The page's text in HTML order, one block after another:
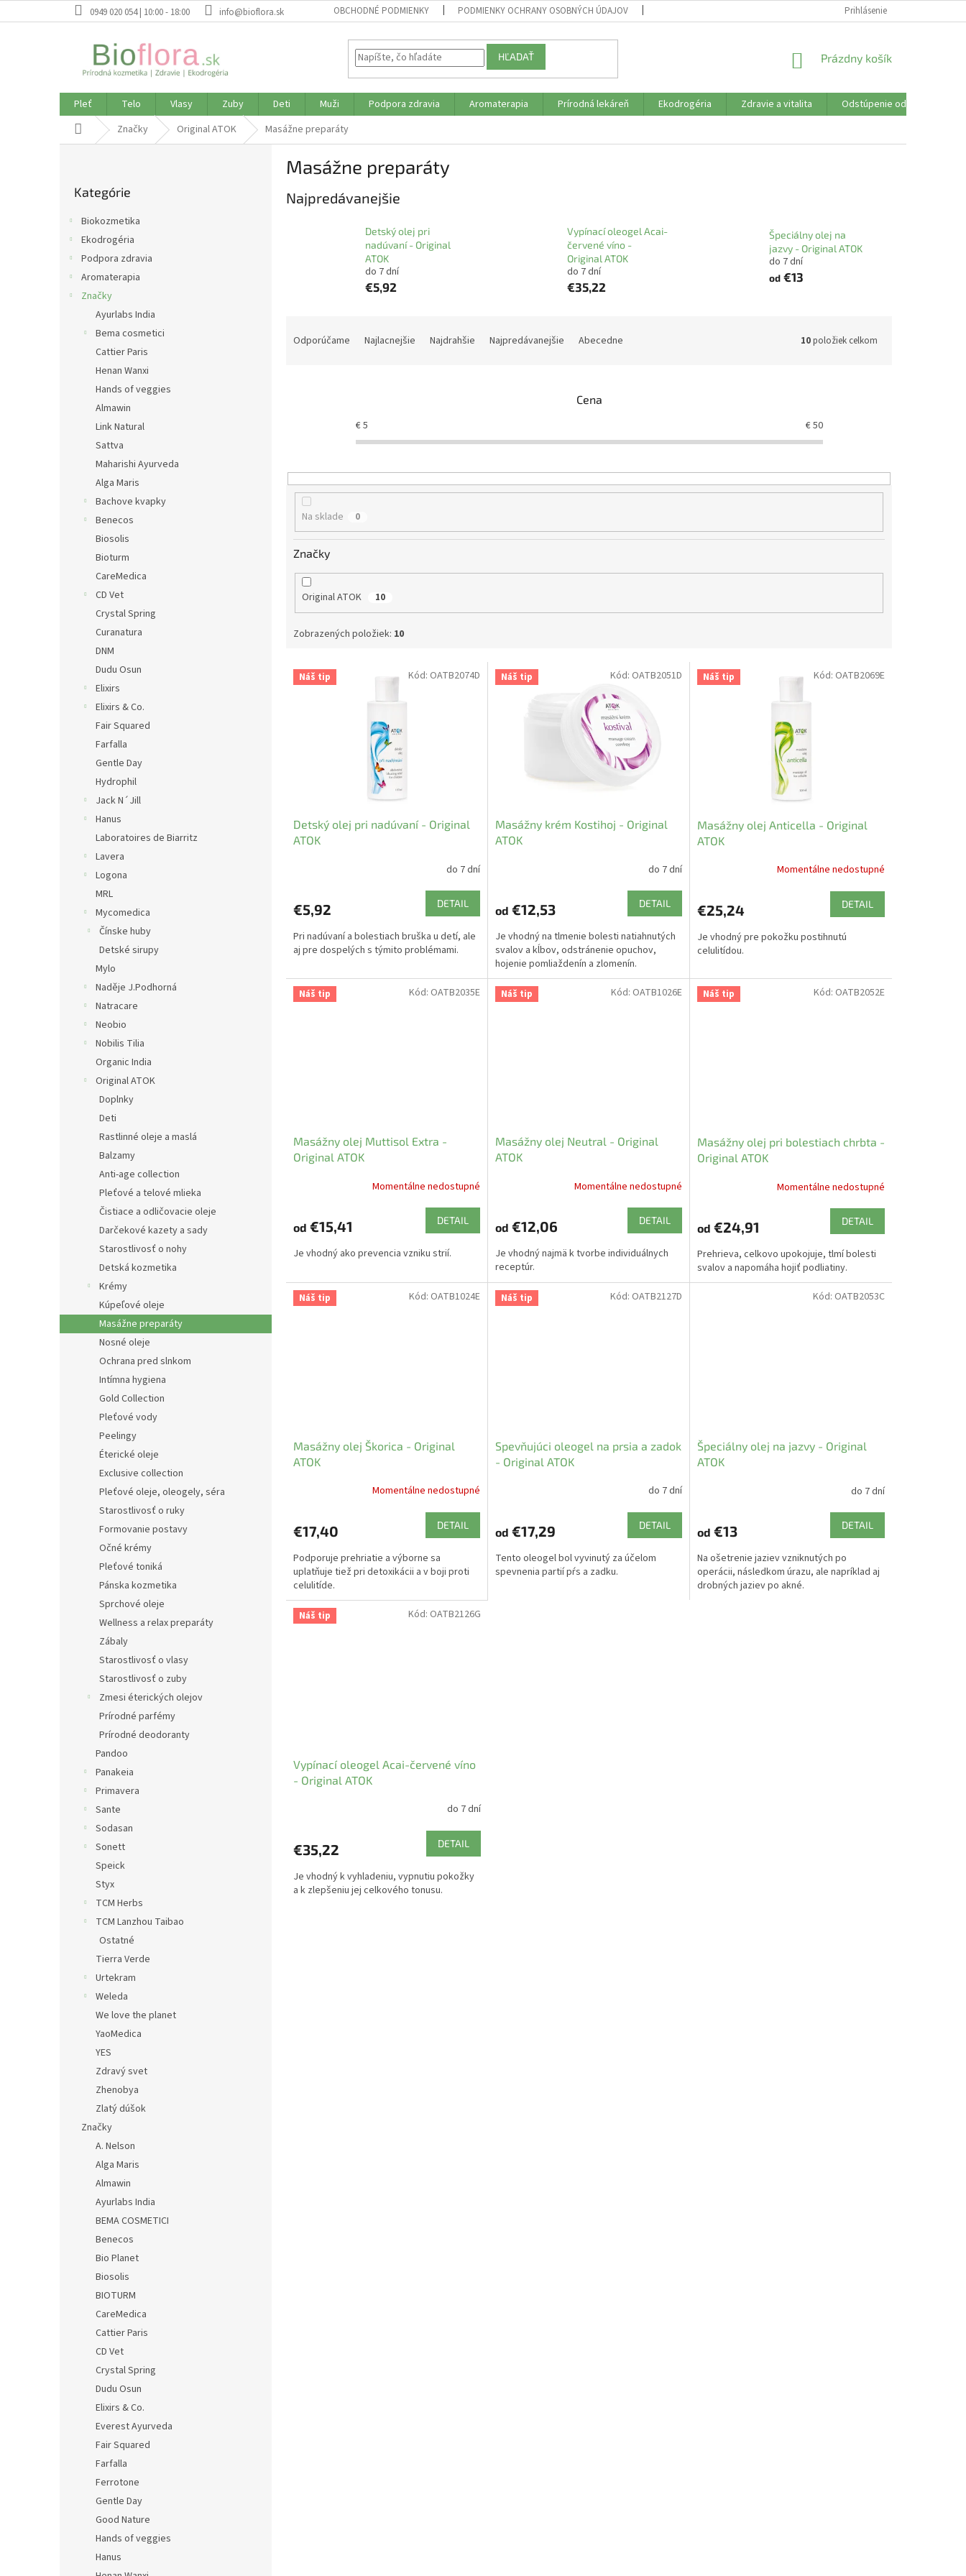
na
0949 020 054 | 10:00 - 18:00 info@bioflora.sk OBCHODNÉ PODMIENKY PODMIENKY OCHRANY OSOBNÝCH ÚDAJOV DOPRAVA PLATBA
Prihlásenie
HĽADAŤ
NÁKUPNÝ
Prázdny košík
Pleť Telo Vlasy Zuby Deti Muži Podpora zdravia Aromaterapia Prírodná lekáreň Ekodrogéria Zdravie a vitalita
Odstúpenie od zmluvy
Domov Značky Original ATOK Masážne preparáty
kategórie
Kategórie
Biokozmetika
Ekodrogéria
Podpora zdravia
Aromaterapia
Značky
Ayurlabs India
Bema cosmetici
Cattier Paris
Henan Wanxi
Hands of veggies
Almawin
Link Natural
Sattva
Maharishi Ayurveda
Alga Maris
Bachove kvapky
Benecos
Biosolis
Bioturm
CareMedica
CD Vet
Crystal Spring
Curanatura
DNM
Dudu Osun
Elixirs
Elixirs & Co.
Fair Squared
Farfalla
Gentle Day
Hydrophil
Jack N´Jill
Hanus
Laboratoires de Biarritz
Lavera
Logona
MRL
Mycomedica
Čínske huby
Detské sirupy
Mylo
Naděje J.Podhorná
Natracare
Neobio
Nobilis Tilia
Organic India
Original ATOK
Doplnky
Deti
Rastlinné oleje a maslá
Balzamy
Anti-age collection
Pleťové a telové mlieka
Čistiace a odličovacie oleje
Darčekové kazety a sady
Starostlivosť o nohy
Detská kozmetika
Krémy
Kúpeľové oleje
Masážne preparáty
Nosné oleje
Ochrana pred slnkom
Intímna hygiena
Gold Collection
Pleťové vody
Peelingy
Éterické oleje
Exclusive collection
Pleťové oleje, oleogely, séra
Starostlivosť o ruky
Formovanie postavy
Očné krémy
Pleťové toniká
Pánska kozmetika
Sprchové oleje
Wellness a relax preparáty
Zábaly
Starostlivosť o vlasy
Starostlivosť o zuby
Zmesi éterických olejov
Prírodné parfémy
Prírodné deodoranty
Pandoo
Panakeia
Primavera
Sante
Sodasan
Sonett
Speick
Styx
TCM Herbs
TCM Lanzhou Taibao
Ostatné
Tierra Verde
Urtekram
Weleda
We love the planet
YaoMedica
YES
Zdravý svet
Zhenobya
Zlatý dúšok
Značky
A. Nelson
Alga Maris
Almawin
Ayurlabs India
BEMA COSMETICI
Benecos
Bio Planet
Biosolis
BIOTURM
CareMedica
Cattier Paris
CD Vet
Crystal Spring
Dudu Osun
Elixirs & Co.
Everest Ayurveda
Fair Squared
Farfalla
Ferrotone
Gentle Day
Good Nature
Hands of veggies
Hanus
Masážne preparáty
Najpredávanejšie
Detský olej pri
nadúvaní - Original
ATOK
do 7 dní
€5,92
Vypínací oleogel Acai-
červené víno -
Original ATOK
do 7 dní
€35,22
Špeciálny olej na
jazvy - Original ATOK
do 7 dní
od€13
d
Odporúčame Najlacnejšie Najdrahšie Najpredávanejšie Abecedne 10položiek celkom
Cena
€5 €50
Na sklade 0
Značky
Original ATOK 10
Zobrazených položiek: 10
V Náš tip
Detský olej pri nadúvaní - Original
ATOK
do 7 dní
€5,92 DETAIL
Pri nadúvaní a bolestiach bruška u detí, ale
aj pre dospelých s týmito problémami.
Kód: OATB2074D Náš tip
Masážny krém Kostihoj - Original
ATOK
do 7 dní
od €12,53 DETAIL
Je vhodný na tlmenie bolesti natiahnutých
svalov a kĺbov, odstránenie opuchov,
hojenie pomliaždenín a zlomenín.
Kód: OATB2051D Náš tip
Masážny olej Anticella - Original
ATOK
Momentálne nedostupné
€25,24 DETAIL
Je vhodný pre pokožku postihnutú
celulitídou.
Kód: OATB2069E
Náš tip
Masážny olej Muttisol Extra -
Original ATOK
Momentálne nedostupné
od €15,41 DETAIL
Je vhodný ako prevencia vzniku strií.
Kód: OATB2035E Náš tip
Masážny olej Neutral - Original
ATOK
Momentálne nedostupné
od €12,06 DETAIL
Je vhodný najmä k tvorbe individuálnych
receptúr.
Kód: OATB1026E Náš tip
Masážny olej pri bolestiach chrbta -
Original ATOK
Momentálne nedostupné
od €24,91 DETAIL
Prehrieva, celkovo upokojuje, tlmí bolesti
svalov a napomáha hojiť podliatiny.
Kód: OATB2052E
Náš tip
Masážny olej Škorica - Original
ATOK
Momentálne nedostupné
€17,40 DETAIL
Podporuje prehriatie a výborne sa
uplatňuje tiež pri detoxikácii a v boji proti
celulitíde.
Kód: OATB1024E Náš tip
Spevňujúci oleogel na prsia a zadok
- Original ATOK
do 7 dní
od €17,29 DETAIL
Tento oleogel bol vyvinutý za účelom
spevnenia partií pŕs a zadku.
Kód: OATB2127D
Špeciálny olej na jazvy - Original
ATOK
do 7 dní
od €13 DETAIL
Na ošetrenie jaziev vzniknutých po
operácii, následkom úrazu, ale napríklad aj
drobných jaziev po akné.
Kód: OATB2053C
Náš tip
Vypínací oleogel Acai-červené víno
- Original ATOK
do 7 dní
€35,22 DETAIL
Je vhodný k vyhladeniu, vypnutiu pokožky
a k zlepšeniu jej celkového tonusu.
Kód: OATB2126G